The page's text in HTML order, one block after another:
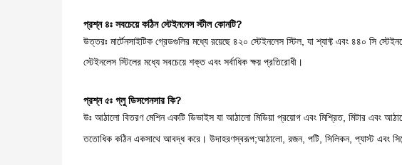
প্রশ্ন ৪ঃ সবচেয়ে কঠিন স্টেইনলেস স্টীল কোনটি?
উত্তরঃ মার্টেনসাইটিক গ্রেডগুলির মধ্যে রয়েছে ৪২০ স্টেইনলেস স্টিল, যা শ্যাফ্ট এবং ৪৪০ সি
স্টেইনলেস স্টিলের মধ্যে সবচেয়ে শক্ত এবং সর্বাধিক ক্ষয় প্রতিরোধী।
প্রশ্ন ৫ঃ গ্লু ডিসপেনসার কি?
উঃ আঠালো বিতরণ মেশিন একটি ডিভাইস যা আঠালো মিডিয়া প্রয়োগ এবং মিশ্রিত, মিটার এবং
ততোধিক কঠিন একসাথে আবদ্ধ করে। উদাহরণস্বরূপ;আঠালো, রজন, পটি, সিলিকন, প্যাস্ট এবং